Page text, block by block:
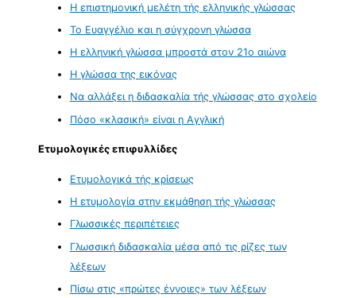
Η επιστημονική μελέτη τής ελληνικής γλώσσας
Το Ευαγγέλιο και η σύγχρονη γλώσσα
Η ελληνική γλώσσα μπροστά στον 21ο αιώνα
Η γλώσσα της εικόνας
Να αλλάξει η διδασκαλία τής γλώσσας στο σχολείο
Πόσο «κλασική» είναι η Αγγλική
Ετυμολογικές επιφυλλίδες
Ετυμολογικά τής κρίσεως
Η ετυμολογία στην εκμάθηση τής γλώσσας
Γλωσσικές περιπέτειες
Γλωσσική διδασκαλία μέσα από τις ρίζες των
λέξεων
Πίσω στις «πρώτες έννοιες» των λέξεων